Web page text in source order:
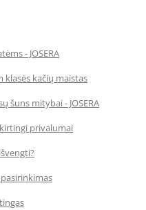
- JOSERA
klasės kačių maistas
šuns mitybai - JOSERA
privalumai